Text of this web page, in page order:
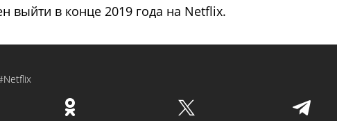
выйти в конце 2019 года на Netflix.